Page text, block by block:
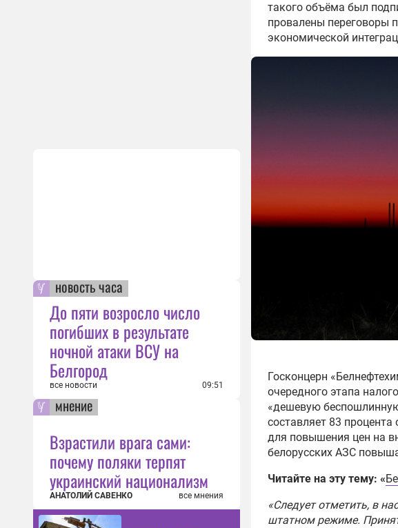
новость часа
До пяти возросло число
погибших в результате
ночной атаки ВСУ на
Белгород
все новости 09:51
мнение
Взрастили врага сами:
почему поляки терпят
украинский национализм
АНАТОЛИЙ САВЕНКО все мнения
такого объёма был
провалены переговоры
экономической
Госконцерн
очередного этапа
«дешевую
составляет 83
для повышения цен на
белорусских АЗС
Читайте на эту тему: «
«Следует отметить, в
штатном режиме.